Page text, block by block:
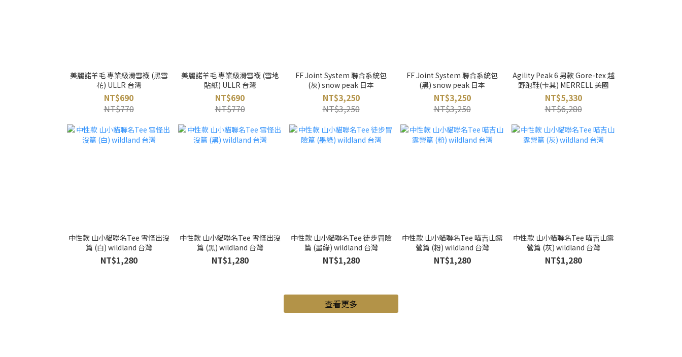
美麗諾羊毛 專業級滑雪襪 (黑雪
花) ULLR 台灣
NT$690
NT$770
美麗諾羊毛 專業級滑雪襪 (雪地
貼紙) ULLR 台灣
NT$690
NT$770
FF Joint System 聯合系統包
(灰) snow peak 日本
NT$3,250
NT$3,250
FF Joint System 聯合系統包
(黑) snow peak 日本
NT$3,250
NT$3,250
Agility Peak 6 男款 Gore-tex 越
野跑鞋(卡其) MERRELL 美國
NT$5,330
NT$6,280
中性款 山小貓聯名Tee 雪怪出沒
篇 (白) wildland 台灣
NT$1,280
中性款 山小貓聯名Tee 雪怪出沒
篇 (黑) wildland 台灣
NT$1,280
中性款 山小貓聯名Tee 徒步冒險
篇 (墨綠) wildland 台灣
NT$1,280
中性款 山小貓聯名Tee 喵吉山露
營篇 (粉) wildland 台灣
NT$1,280
中性款 山小貓聯名Tee 喵吉山露
營篇 (灰) wildland 台灣
NT$1,280
查看更多